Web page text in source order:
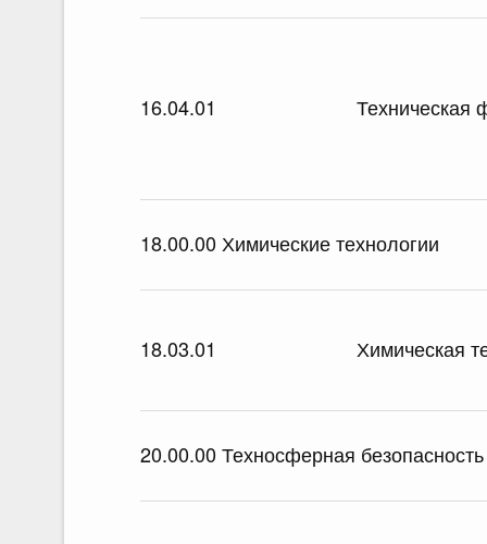
16.04.01 Техническая
18.00.00 Химические технологии
18.03.01 Химическая
20.00.00 Техносферная